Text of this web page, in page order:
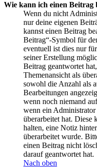
Wie kann ich einen Beitrag
Wenn du nicht
nur deine eigenen
kannst einen Beitrag
Beitrag“-Symbol für
eventuell ist dies nur
seiner Erstellung
Beitrag geantwortet
Themenansicht als
sowohl die Anzahl als
Bearbeitungen
wenn noch niemand
wenn ein
überarbeitet hat. Diese
halten, eine Notiz
überarbeitet wurde.
einen Beitrag nicht
darauf geantwortet hat.
Nach oben